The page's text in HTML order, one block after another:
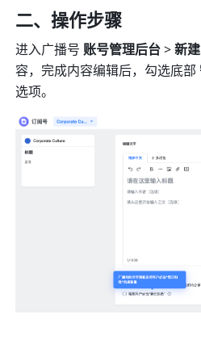
二、操作步骤
进入广播号 账号管理后台 > 新
容，完成内容编辑后，勾选底部
选项。